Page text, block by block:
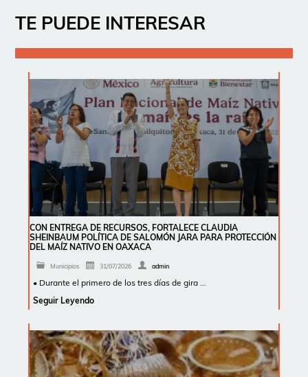
TE PUEDE INTERESAR
CON ENTREGA DE RECURSOS, FORTALECE CLAUDIA
SHEINBAUM POLÍTICA DE SALOMÓN JARA PARA PROTECCIÓN
DEL MAÍZ NATIVO EN OAXACA
Municipios 31/07/2026 admin
• Durante el primero de los tres días de gira …
Seguir Leyendo